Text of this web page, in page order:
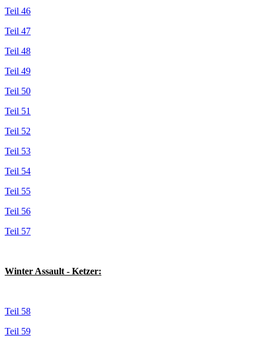
Teil 46
Teil 47
Teil 48
Teil 49
Teil 50
Teil 51
Teil 52
Teil 53
Teil 54
Teil 55
Teil 56
Teil 57
Winter Assault - Ketzer:
Teil 58
Teil 59